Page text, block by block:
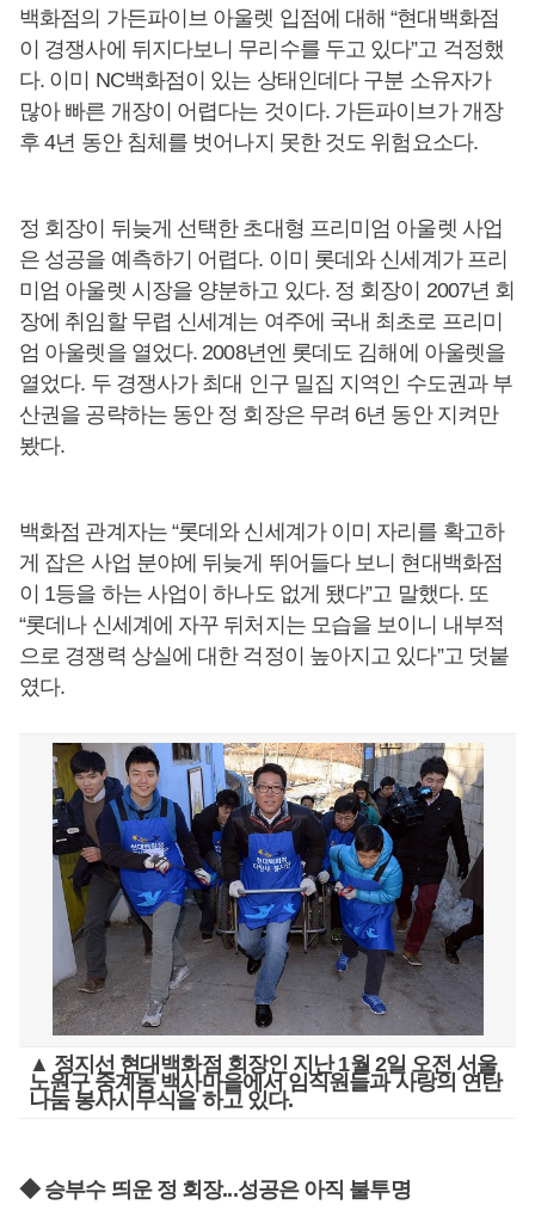
백화점의 가든파이브 아울렛 입점에 대해 “현대백화점
이 경쟁사에 뒤지다보니 무리수를 두고 있다”고 걱정했
다. 이미 NC백화점이 있는 상태인데다 구분 소유자가
많아 빠른 개장이 어렵다는 것이다. 가든파이브가 개장
후 4년 동안 침체를 벗어나지 못한 것도 위험요소다.
정 회장이 뒤늦게 선택한 초대형 프리미엄 아울렛 사업
은 성공을 예측하기 어렵다. 이미 롯데와 신세계가 프리
미엄 아울렛 시장을 양분하고 있다. 정 회장이 2007년 회
장에 취임할 무렵 신세계는 여주에 국내 최초로 프리미
엄 아울렛을 열었다. 2008년엔 롯데도 김해에 아울렛을
열었다. 두 경쟁사가 최대 인구 밀집 지역인 수도권과 부
산권을 공략하는 동안 정 회장은 무려 6년 동안 지켜만
봤다.
백화점 관계자는 “롯데와 신세계가 이미 자리를 확고하
게 잡은 사업 분야에 뒤늦게 뛰어들다 보니 현대백화점
이 1등을 하는 사업이 하나도 없게 됐다”고 말했다. 또
“롯데나 신세계에 자꾸 뒤처지는 모습을 보이니 내부적
으로 경쟁력 상실에 대한 걱정이 높아지고 있다”고 덧붙
였다.
▲ 정지선 현대백화점 회장인 지난 1월 2일 오전 서울
노원구 중계동 백사마을에서 임직원들과 사랑의 연탄
나눔 봉사시무식을 하고 있다.
◆ 승부수 띄운 정 회장...성공은 아직 불투명